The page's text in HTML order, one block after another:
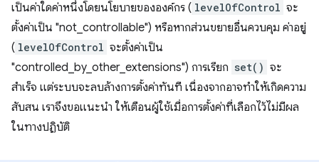
เป็นค่าใดค่าหนึ่งโดยนโยบายขององค์กร ( levelOfControl จะ
ตั้งค่าเป็น "not_controllable") หรือหากส่วนขยายอื่นควบคุม ค่าอยู่
( levelOfControl จะตั้งค่าเป็น
"controlled_by_other_extensions") การเรียก set() จะ
สำเร็จ แต่ระบบจะลบล้างการตั้งค่าทันที เนื่องจากอาจทำให้เกิดความ
สับสน เราจึงขอแนะนำ ให้เตือนผู้ใช้เมื่อการตั้งค่าที่เลือกไว้ไม่มีผล
ในทางปฏิบัติ